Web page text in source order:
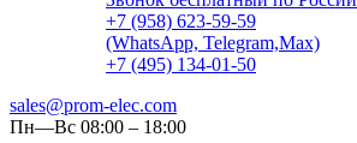
+7 (958) 623-59-59
(WhatsApp, Telegram,Max)
+7 (495) 134-01-50
sales@prom-elec.com
Пн—Вс 08:00 – 18:00